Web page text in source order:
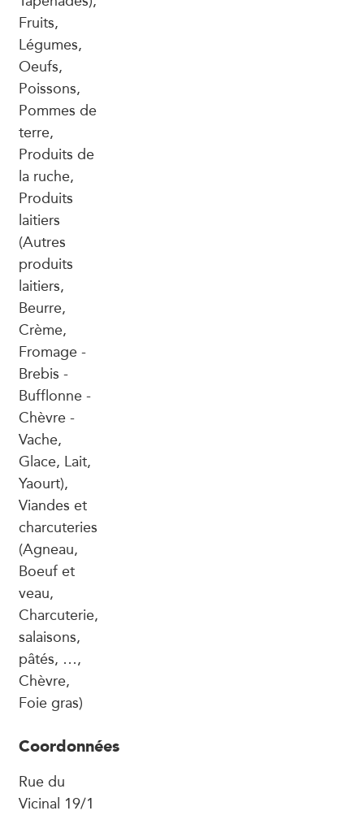
Fruits,
Légumes,
Oeufs,
Poissons,
Pommes de
terre,
Produits de
la ruche,
Produits
laitiers
(Autres
produits
laitiers,
Beurre,
Crème,
Fromage -
Brebis -
Bufflonne -
Chèvre -
Vache,
Glace, Lait,
Yaourt),
Viandes et
charcuteries
(Agneau,
Boeuf et
veau,
Charcuterie,
salaisons,
pâtés, …,
Chèvre,
Foie gras)
Coordonnées
Rue du
Vicinal 19/1